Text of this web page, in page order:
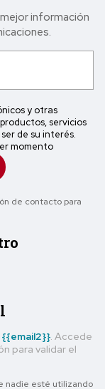
in formación
y otras
servicios
de su interés.
momento
de contacto para
{{email2}}. Accede
para validar el
nadie esté utilizando